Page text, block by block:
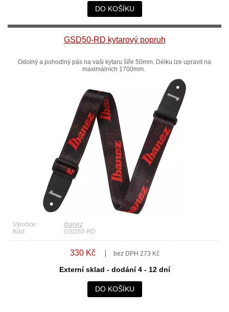
DO KOŠÍKU
GSD50-RD kytarový popruh
Odolný a pohodlný pás na vaši kytaru šíře 50mm. Délku lze upravit na
maximálních 1700mm.
Výrobce:
Ibanez
Kód:
GSD50-RD
330 Kč bez DPH 273 Kč
Externí sklad - dodání 4 - 12 dní
DO KOŠÍKU